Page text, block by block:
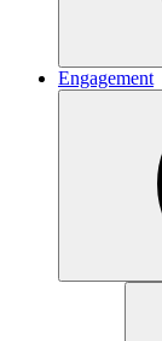
Engagement